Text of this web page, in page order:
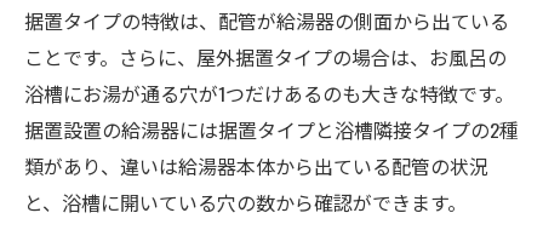
据置タイプの特徴は、配管が給湯器の側面から出ている
ことです。さらに、屋外据置タイプの場合は、お風呂の
浴槽にお湯が通る穴が1つだけあるのも大きな特徴です。
据置設置の給湯器には据置タイプと浴槽隣接タイプの2種
類があり、違いは給湯器本体から出ている配管の状況
と、浴槽に開いている穴の数から確認ができます。